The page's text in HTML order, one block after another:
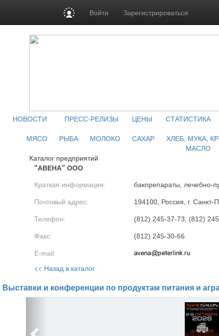
Войти Зарегистрироваться
НОВОСТИ ПРЕСС-РЕЛИЗЫ ЦЕНЫ
СТАТИСТИКА
МЯСО
РЫБА МОЛОКО САХАР
ХЛЕБ, МУКА,
МАСЛО
Каталог предприятий
"АВЕНА" ООО
Краткая информация: бакпрепараты, лечебно-
Почтовый адрес: 194100, Россия, г. Санкт-
Телефон: (812) 245-37-73, (812)
Факс: (812) 245-30-66
E-mail:
<< Назад в каталог
Выставки и конференции по продуктам питания и